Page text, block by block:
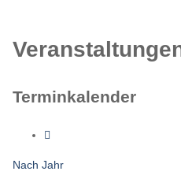
Terminkalender
Nach Jahr